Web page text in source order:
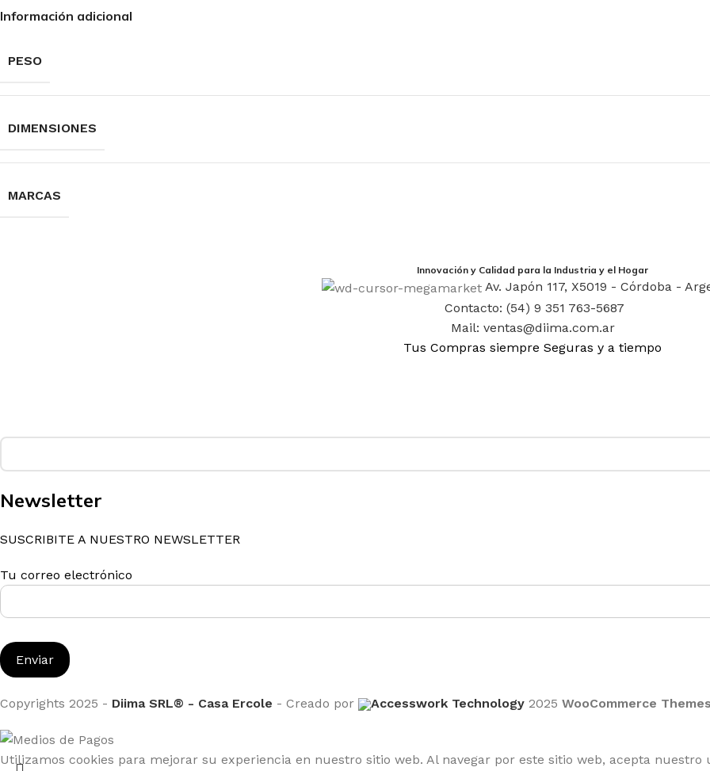
Información adicional
PESO
DIMENSIONES
MARCAS
Innovación y Calidad para la Industria y el Hogar
Av. Japón 117, X5019 - Córdoba -
Contacto: (54) 9 351 763-5687
Mail: ventas@diima.com.ar
Tus Compras siempre Seguras y a tiempo
Newsletter
SUSCRIBITE A NUESTRO NEWSLETTER
Tu correo electrónico
Copyrights 2025 - Diima SRL® - Casa Ercole - Creado por Accesswork Technology 2025 WooCommerce Themes
Utilizamos cookies para mejorar su experiencia en nuestro sitio web. Al navegar por este sitio web, acepta nuestro